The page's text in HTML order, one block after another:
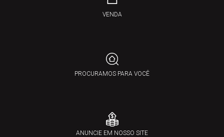
VENDA
PROCURAMOS PARA VOCÊ
ANUNCIE EM NOSSO SITE